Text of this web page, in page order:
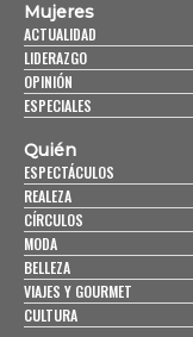
Mujeres
ACTUALIDAD
LIDERAZGO
OPINIÓN
ESPECIALES
Quién
ESPECTÁCULOS
REALEZA
CÍRCULOS
MODA
BELLEZA
VIAJES Y GOURMET
CULTURA